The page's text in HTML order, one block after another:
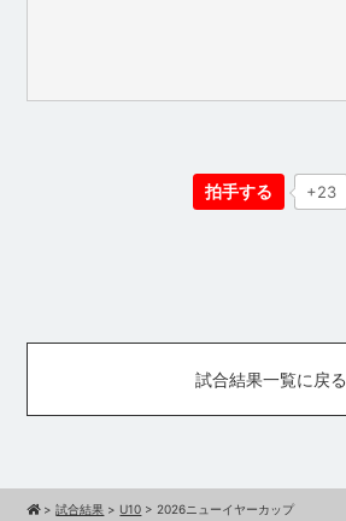
拍手する +23
試合結果一覧に戻る
>試合結果 > U10 > 2026ニューイヤーカップ